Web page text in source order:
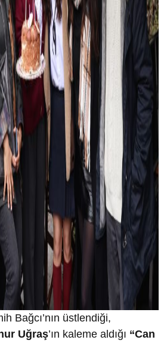
Bağcı’nın üstlendiği,
Uğraş’ın kaleme aldığı “Can